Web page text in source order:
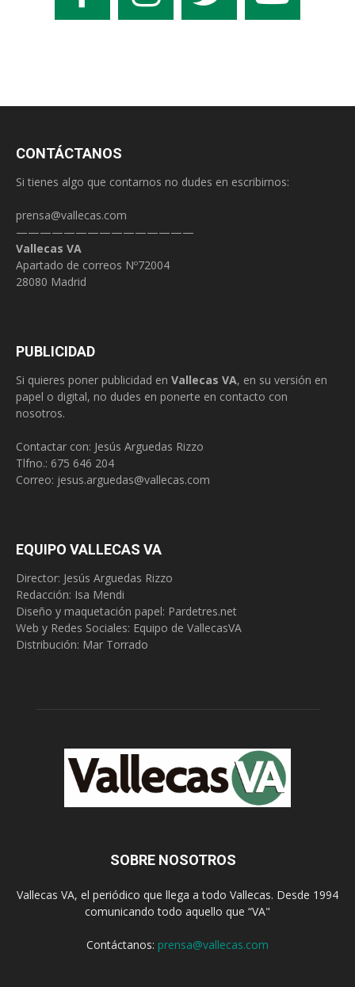
CONTÁCTANOS
Si tienes algo que contarnos no dudes en escribirnos:
prensa@vallecas.com
———————————————
Vallecas VA
Apartado de correos Nº72004
28080 Madrid
PUBLICIDAD
Si quieres poner publicidad en Vallecas VA, en su versión en
papel o digital, no dudes en ponerte en contacto con
nosotros.
Contactar con: Jesús Arguedas Rizzo
Tlfno.: 675 646 204
Correo: jesus.arguedas@vallecas.com
EQUIPO VALLECAS VA
Director: Jesús Arguedas Rizzo
Redacción: Isa Mendi
Diseño y maquetación papel: Pardetres.net
Web y Redes Sociales: Equipo de VallecasVA
Distribución: Mar Torrado
SOBRE NOSOTROS
Vallecas VA, el periódico que llega a todo Vallecas. Desde 1994
comunicando todo aquello que “VA"
Contáctanos: prensa@vallecas.com